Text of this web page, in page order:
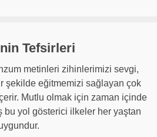
Tefsirleri
metinleri zihinlerimizi sevgi,
şekilde eğitmemizi sağlayan çok
Mutlu olmak için zaman içinde
bu yol gösterici ilkeler her yaştan